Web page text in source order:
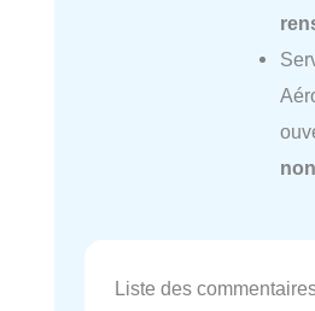
Liste des